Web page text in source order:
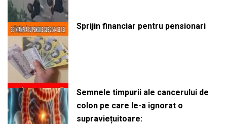
Sprijin financiar pentru pensionari
Semnele timpurii ale cancerului de
colon pe care le-a ignorat o
supraviețuitoare: